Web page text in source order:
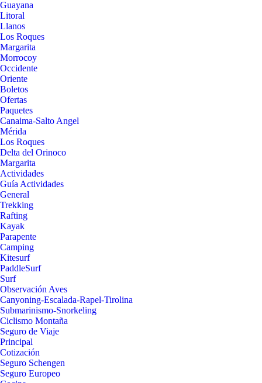
Guayana
Litoral
Llanos
Los Roques
Margarita
Morrocoy
Occidente
Oriente
Boletos
Ofertas
Paquetes
Canaima-Salto Angel
Mérida
Los Roques
Delta del Orinoco
Margarita
Actividades
Guía Actividades
General
Trekking
Rafting
Kayak
Parapente
Camping
Kitesurf
PaddleSurf
Surf
Observación Aves
Canyoning-Escalada-Rapel-Tirolina
Submarinismo-Snorkeling
Ciclismo Montaña
Seguro de Viaje
Principal
Cotización
Seguro Schengen
Seguro Europeo